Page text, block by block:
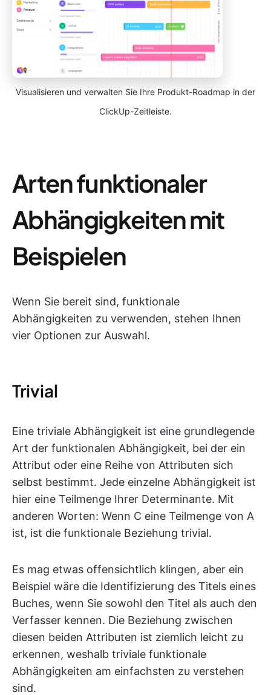
Visualisieren und verwalten Sie Ihre Produkt-Roadmap in der
ClickUp-Zeitleiste.
Arten funktionaler
Abhängigkeiten mit
Beispielen
Wenn Sie bereit sind, funktionale
Abhängigkeiten zu verwenden, stehen Ihnen
vier Optionen zur Auswahl.
Trivial
Eine triviale Abhängigkeit ist eine grundlegende
Art der funktionalen Abhängigkeit, bei der ein
Attribut oder eine Reihe von Attributen sich
selbst bestimmt. Jede einzelne Abhängigkeit ist
hier eine Teilmenge Ihrer Determinante. Mit
anderen Worten: Wenn C eine Teilmenge von A
ist, ist die funktionale Beziehung trivial.
Es mag etwas offensichtlich klingen, aber ein
Beispiel wäre die Identifizierung des Titels eines
Buches, wenn Sie sowohl den Titel als auch den
Verfasser kennen. Die Beziehung zwischen
diesen beiden Attributen ist ziemlich leicht zu
erkennen, weshalb triviale funktionale
Abhängigkeiten am einfachsten zu verstehen
sind.